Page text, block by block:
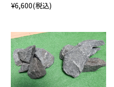
¥6,600(税込)